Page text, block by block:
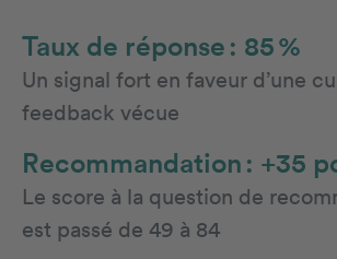
Taux de réponse : 85 %
Un signal fort en faveur d’une
feedback vécue
Recommandation : +35
Le score à la question de
est passé de 49 à 84